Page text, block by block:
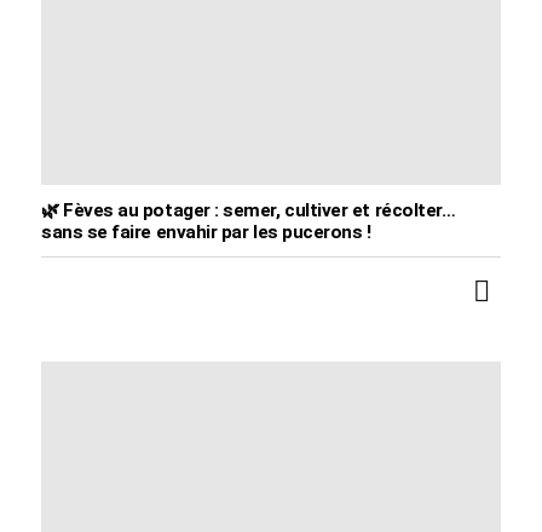
🌿 Fèves au potager : semer, cultiver et récolter…
sans se faire envahir par les pucerons !